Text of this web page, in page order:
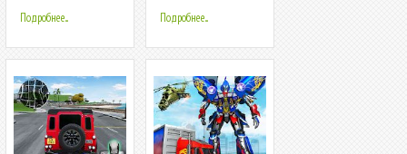
Robot Games
Подробнее... Подробнее...